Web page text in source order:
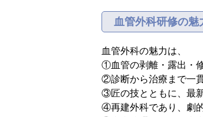
血管外科研修の魅
血管外科の魅力は、
①血管の剥離・露出・
②診断から治療まで一
③匠の技とともに、最
④再建外科であり、劇